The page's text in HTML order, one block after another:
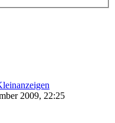
2009, 22:25